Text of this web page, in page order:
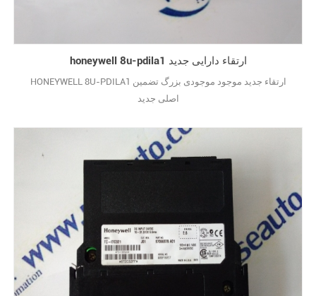
honeywell 8u-pdila1 ارتقاء دارایی جدید
HONEYWELL 8U-PDILA1 ارتقاء جدید موجود موجودی بزرگ تضمین
اصلی جدید